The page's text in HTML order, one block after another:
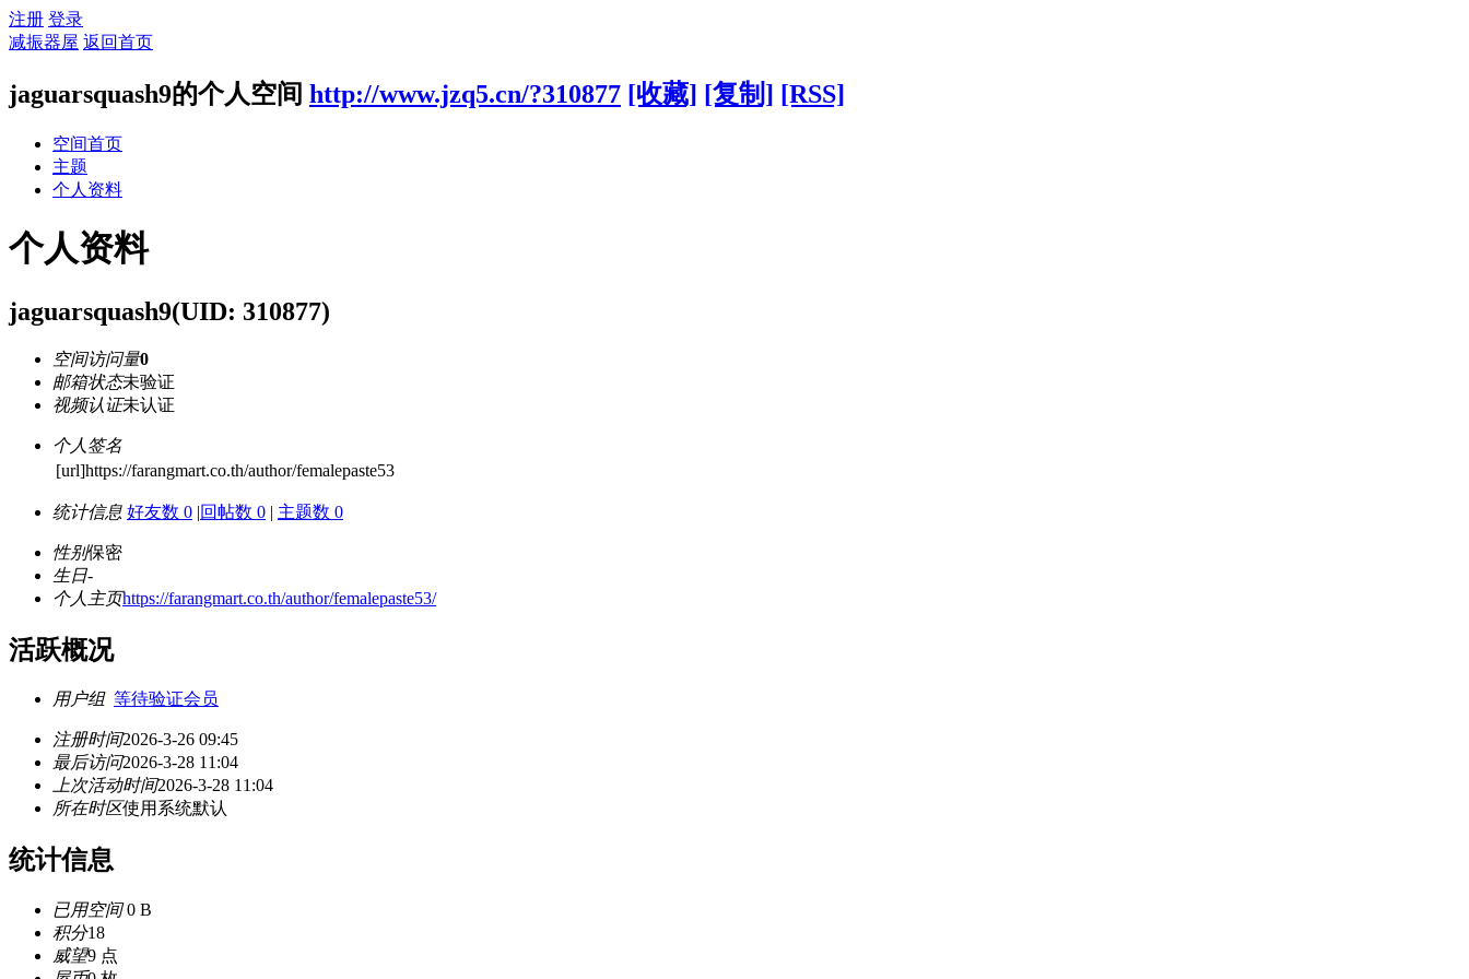
注册 登录
减振器屋 返回首页
jaguarsquash9的个人空间 http://www.jzq5.cn/?310877 [收藏] [复制] [RSS]
空间首页
主题
个人资料
个人资料
jaguarsquash9(UID: 310877)
空间访问量0
邮箱状态未验证
视频认证未认证
个人签名
[url]https://farangmart.co.th/author/femalepaste53
统计信息 好友数 0 |回帖数 0 | 主题数 0
性别保密
生日-
个人主页https://farangmart.co.th/author/femalepaste53/
活跃概况
用户组 等待验证会员
注册时间2026-3-26 09:45
最后访问2026-3-28 11:04
上次活动时间2026-3-28 11:04
所在时区使用系统默认
统计信息
已用空间0 B
积分18
威望9 点